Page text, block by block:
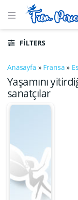
FILTERS
Anasayfa » Fransa »
Yaşamını
sanatçılar